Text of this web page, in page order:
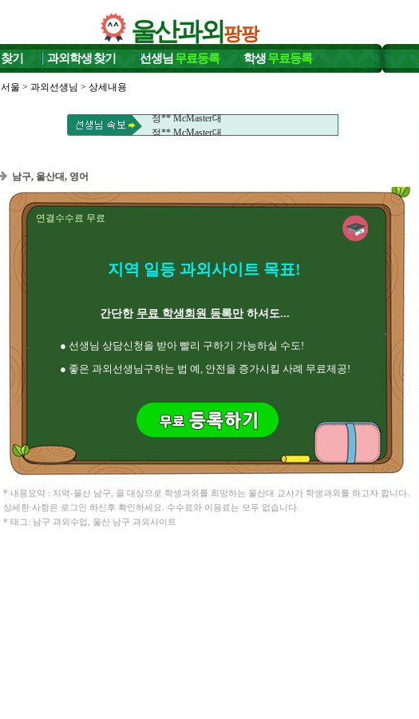
울산과외팡팡
찾기 과외학생찾기 선생님 무료등록 학생무료등록
서울 > 과외선생님 > 상세내용
정** McMaster대
정** McMaster대
남구, 울산대, 영어
연결수수료 무료
지역 일등 과외사이트 목표!
간단한 무료 학생회원 등록만하셔도...
● 선생님 상담신청을 받아 빨리 구하기 가능하실 수도!
● 좋은 과외선생님구하는 법 예, 안전을 증가시킬 사례 무료제공!
* 내용요약 : 지역-울산 남구, 을 대상으로 학생과외를 희망하는 울산대 교사가 학생과외를 하고자 합니다.
상세한 사항은 로그인 하신후 확인하세요. 수수료와 이용료는 모두 없습니다.
* 태그: 남구 과외수업, 울산 남구 과외사이트